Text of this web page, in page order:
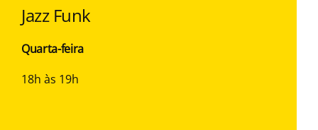
Jazz Funk
Quarta-feira
18h às 19h